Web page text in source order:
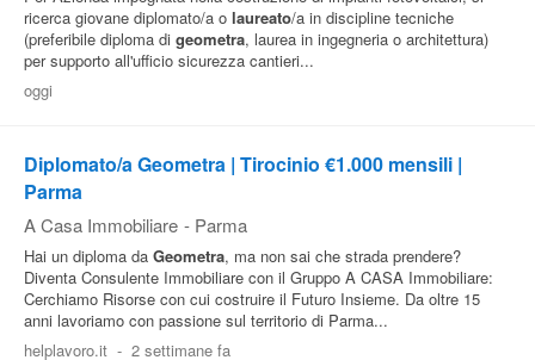
ricerca giovane diplomato/a o laureato/a in discipline tecniche
(preferibile diploma di geometra, laurea in ingegneria o architettura)
per supporto all'ufficio sicurezza cantieri...
oggi
Diplomato/a Geometra | Tirocinio €1.000 mensili |
Parma
A Casa Immobiliare - Parma
Hai un diploma da Geometra, ma non sai che strada prendere?
Diventa Consulente Immobiliare con il Gruppo A CASA Immobiliare:
Cerchiamo Risorse con cui costruire il Futuro Insieme. Da oltre 15
anni lavoriamo con passione sul territorio di Parma...
helplavoro.it - 2 settimane fa